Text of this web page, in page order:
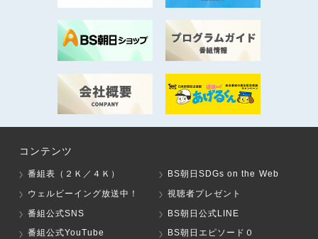
コンテンツ
番組表（２Ｋ／４Ｋ）
BS朝日SDGs on the Web
ウェルビーイング放送中！
視聴者プレゼント
番組公式SNS
BS朝日公式LINE
番組公式YouTube
BS朝日エピソード０